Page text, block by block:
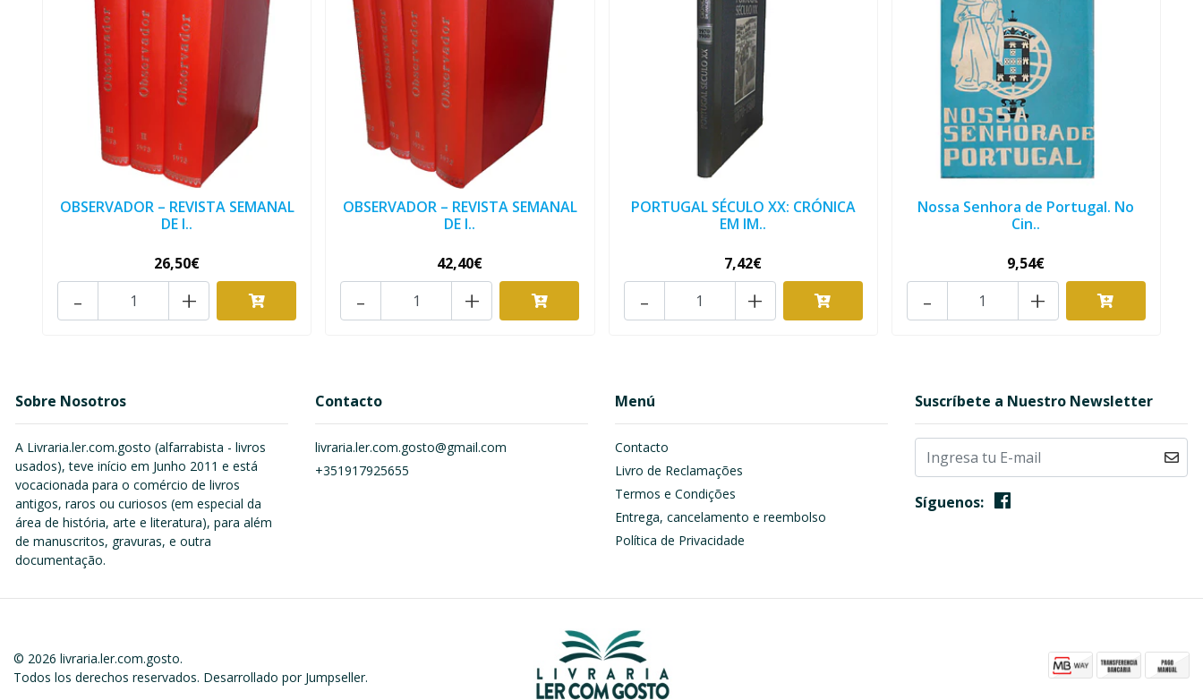
OBSERVADOR – REVISTA SEMANAL
DE I..
26,50€
+
-
OBSERVADOR – REVISTA SEMANAL
DE I..
42,40€
+
-
PORTUGAL SÉCULO XX: CRÓNICA
EM IM..
7,42€
+
-
Nossa Senhora de Portugal. No
Cin..
9,54€
+
-
Sobre Nosotros
A Livraria.ler.com.gosto (alfarrabista - livros
usados), teve início em Junho 2011 e está
vocacionada para o comércio de livros
antigos, raros ou curiosos (em especial da
área de história, arte e literatura), para além
de manuscritos, gravuras, e outra
documentação.
Contacto
livraria.ler.com.gosto@gmail.com
+351917925655
Menú
Contacto
Livro de Reclamações
Termos e Condições
Entrega, cancelamento e reembolso
Política de Privacidade
Suscríbete a Nuestro Newsletter
Síguenos:
© 2026 livraria.ler.com.gosto.
Todos los derechos reservados. Desarrollado por Jumpseller.